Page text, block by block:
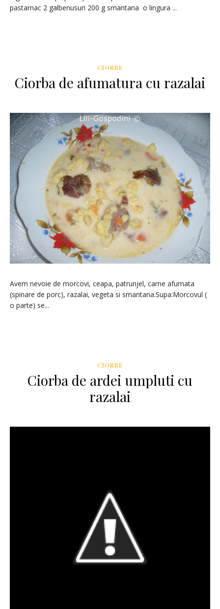
pastarnac 2 galbenusuri 200 g smantana o lingura ...
CIORBE
Ciorba de afumatura cu razalai
Avem nevoie de morcovi, ceapa, patrunjel, carne afumata
(spinare de porc), razalai, vegeta si smantana.Supa:Morcovul (
o parte) se...
CIORBE
Ciorba de ardei umpluti cu
razalai